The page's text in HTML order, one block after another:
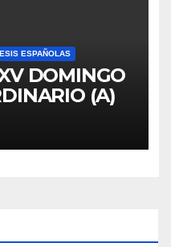
ESPAÑOLAS
DOMINGO
(A)